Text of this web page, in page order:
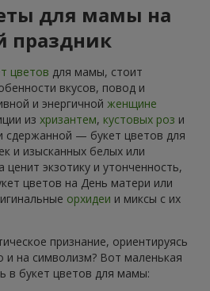
для мамы на
праздник
цветов для мамы, стоит
вкусов, повод и
и энергичной женщине
из хризантем, кустовых роз и
сдержанной — букет цветов для
и изысканных белых или
экзотику и утонченность,
цветов на День матери или
орхидеи и миксы с их
признание, ориентируясь
и на символизм? Вот маленькая
в букет цветов для мамы: